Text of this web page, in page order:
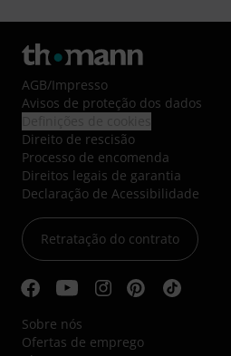
AGB/Impresso
Avisos de proteção dos dados
Direito de rescisão
Processo de encomenda
Direitos legais de garantia
Declaração de Acessibilidade
Retratação do contrato
Sobre nós
Ofertas de emprego